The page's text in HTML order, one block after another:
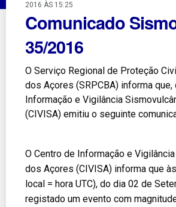
2016 ÀS 15:25
Comunicado
35/2016
O Serviço Regional de Proteção
dos Açores (SRPCBA) informa que,
Informação e Vigilância
(CIVISA) emitiu o seguinte
O Centro de Informação e
dos Açores (CIVISA) informa que
local = hora UTC), do dia 02 de
registado um evento com